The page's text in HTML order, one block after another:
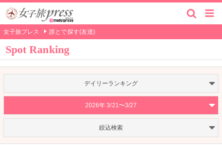
女子旅プレス 誰とで探す(友達)
Spot Ranking
デイリーランキング
2026年 3/21〜3/27
絞込検索